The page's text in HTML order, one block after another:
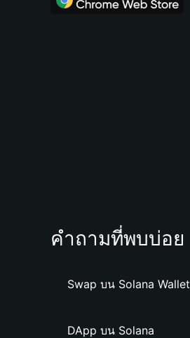
คำถามที่พบบ่อย
Swap บน Solana Wallet
DApp บน Solana